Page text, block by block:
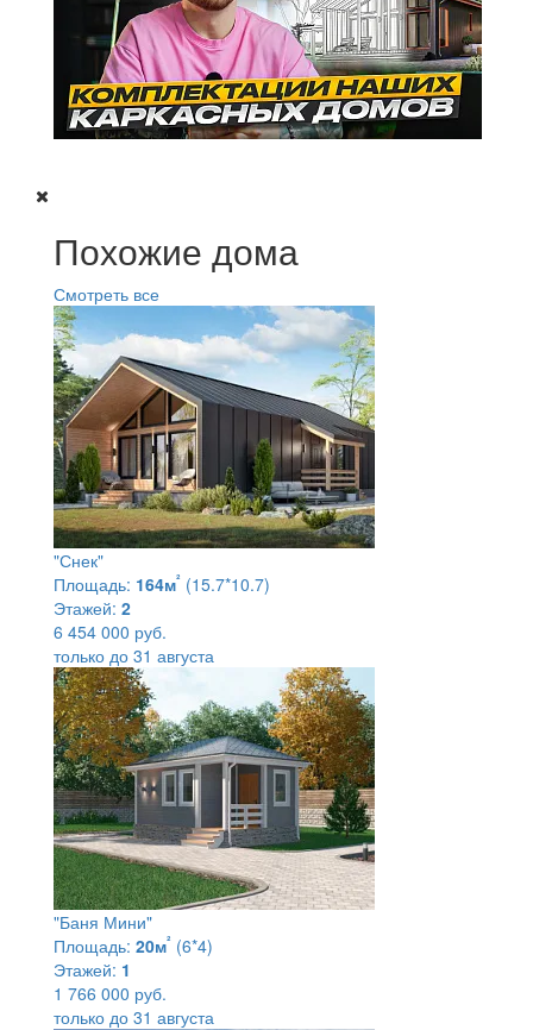
Похожие дома
Смотреть все
"Снек"
Площадь: 164м² (15.7*10.7)
Этажей: 2
6 454 000 руб.
только до 31 августа
"Баня Мини"
Площадь: 20м² (6*4)
Этажей: 1
1 766 000 руб.
только до 31 августа